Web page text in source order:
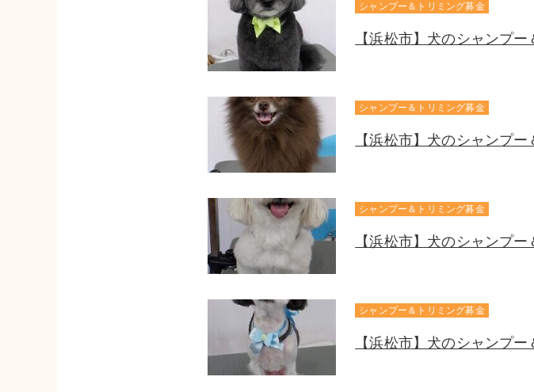
シャンプー＆トリミング募金
【浜松市】犬のシャンプ
シャンプー＆トリミング募金
【浜松市】犬のシャンプ
シャンプー＆トリミング募金
【浜松市】犬のシャンプ
シャンプー＆トリミング募金
【浜松市】犬のシャンプ